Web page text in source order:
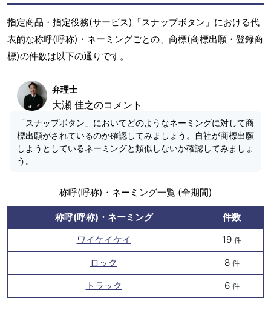
指定商品・指定役務(サービス)「スナップボタン」における代
表的な称呼(呼称)・ネーミングごとの、商標(商標出願・登録商
標)の件数は以下の通りです。
弁理士
大瀬 佳之のコメント
「スナップボタン」においてどのようなネーミングに対して商
標出願がされているのか確認してみましょう。自社が商標出願
しようとしているネーミングと類似しないか確認してみましょ
う。
称呼(呼称)・ネーミング一覧 (全期間)
称呼(呼称)・ネーミング
件数
ワイケイケイ
19 件
ロック 8 件
トラック 6 件